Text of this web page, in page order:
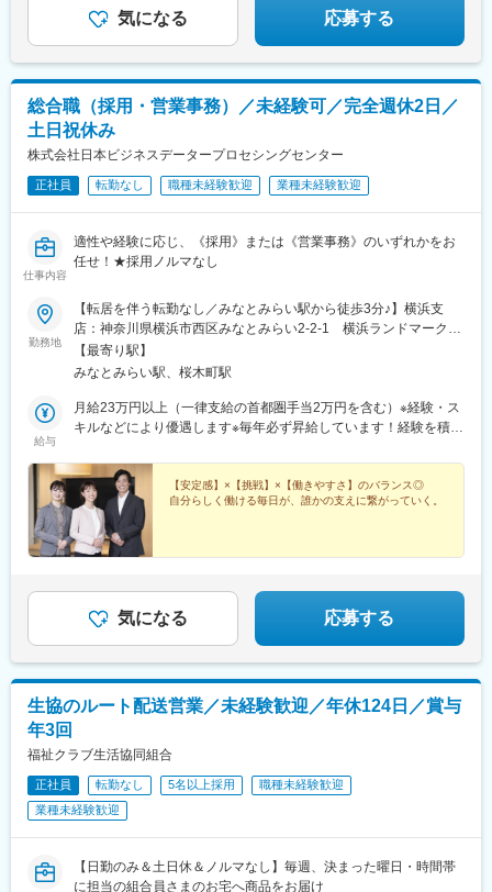
気になる 応募する
総合職（採用・営業事務）／未経験可／完全週休2日／
土日祝休み
株式会社日本ビジネスデータープロセシングセンター
正社員 転勤なし 職種未経験歓迎 業種未経験歓迎
仕事内容
適性や経験に応じ、《採用》または《営業事務》のいずれかをお
任せ！★採用ノルマなし
勤務地
【転居を伴う転勤なし／みなとみらい駅から徒歩3分♪】横浜支
店：神奈川県横浜市西区みなとみらい2-2-1 横浜ランドマークタ
ワー18F《アクセス》- 横浜高速鉄道「みなとみらい駅」から徒歩
3分- JR・横浜市営地下鉄「桜木町」から歩く歩道で徒歩5分※受動
【最寄り駅】
みなとみらい駅、桜木町駅
給与
月給23万円以上（一律支給の首都圏手当2万円を含む）※経験・ス
キルなどにより優遇します※毎年必ず昇給しています！経験を積め
【安定感】×【挑戦】×【働きやすさ】のバランス◎
自分らしく働ける毎日が、誰かの支えに繋がっていく。
気になる 応募する
生協のルート配送営業／未経験歓迎／年休124日／賞与
年3回
福祉クラブ生活協同組合
正社員 転勤なし 5名以上採用
職種未経験歓迎
業種未経験歓迎
【日勤のみ＆土日休＆ノルマなし】毎週、決まった曜日・時間帯
に担当の組合員さまのお宅へ商品をお届け